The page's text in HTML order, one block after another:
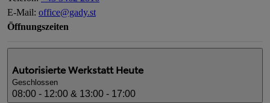
E-Mail: office@gady.st
Öffnungszeiten
Autorisierte Werkstatt Heute
Geschlossen
08:00 - 12:00 & 13:00 - 17:00